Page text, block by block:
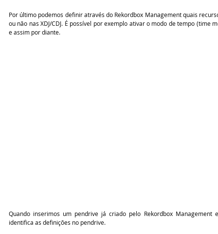
Por último podemos definir através do Rekordbox Management quais
ou não nas XDJ/CDJ. É possível por exemplo ativar o modo de tempo (time
e assim por diante.
Quando inserimos um pendrive já criado pelo Rekordbox Management
identifica as definições no pendrive.